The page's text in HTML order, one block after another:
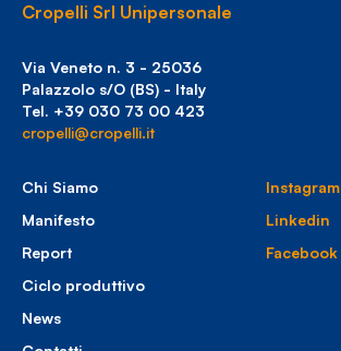
Cropelli Srl Unipersonale
Via Veneto n. 3 - 25036
Palazzolo s/O (BS) - Italy
Tel. +39 030 73 00 423
cropelli@cropelli.it
Chi Siamo
Manifesto
Report
Ciclo produttivo
News
Instagram
Linkedin
Facebook